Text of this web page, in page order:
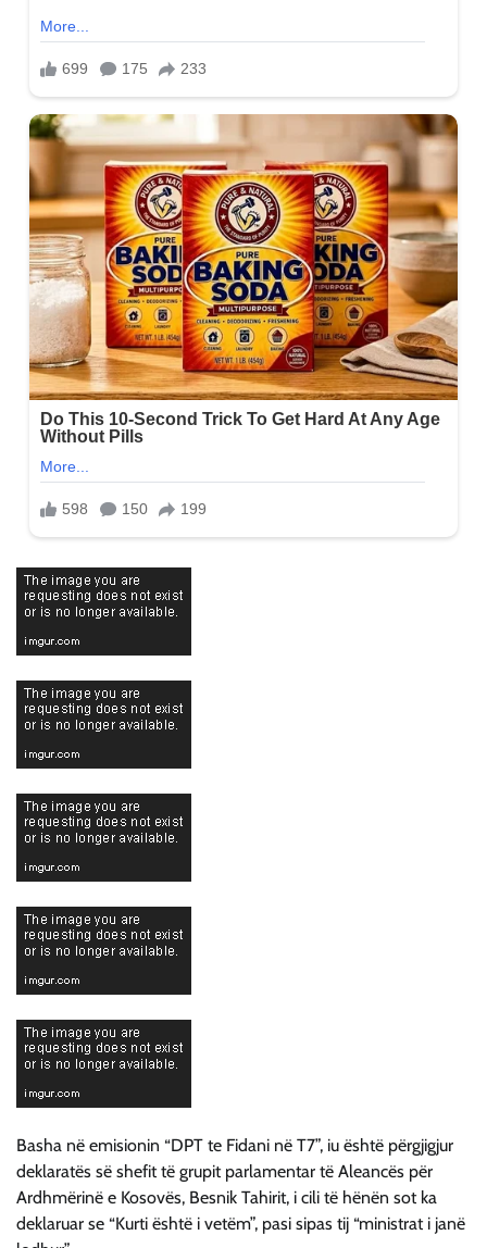
Basha në emisionin “DPT te Fidani në T7”, iu është përgjigjur
deklaratës së shefit të grupit parlamentar të Aleancës për
Ardhmërinë e Kosovës, Besnik Tahirit, i cili të hënën sot ka
deklaruar se “Kurti është i vetëm”, pasi sipas tij “ministrat i janë